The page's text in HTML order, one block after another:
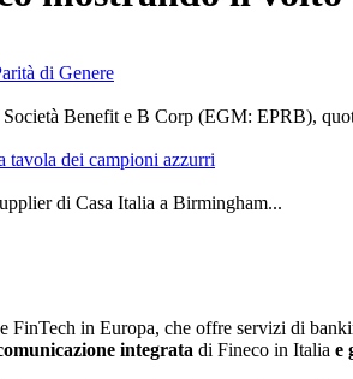
di Genere
Benefit e B Corp (EGM: EPRB),
tavola dei campioni azzurri
di Casa Italia a Birmingham...
FinTech in Europa, che offre servizi di
integrata di Fineco in Italia e